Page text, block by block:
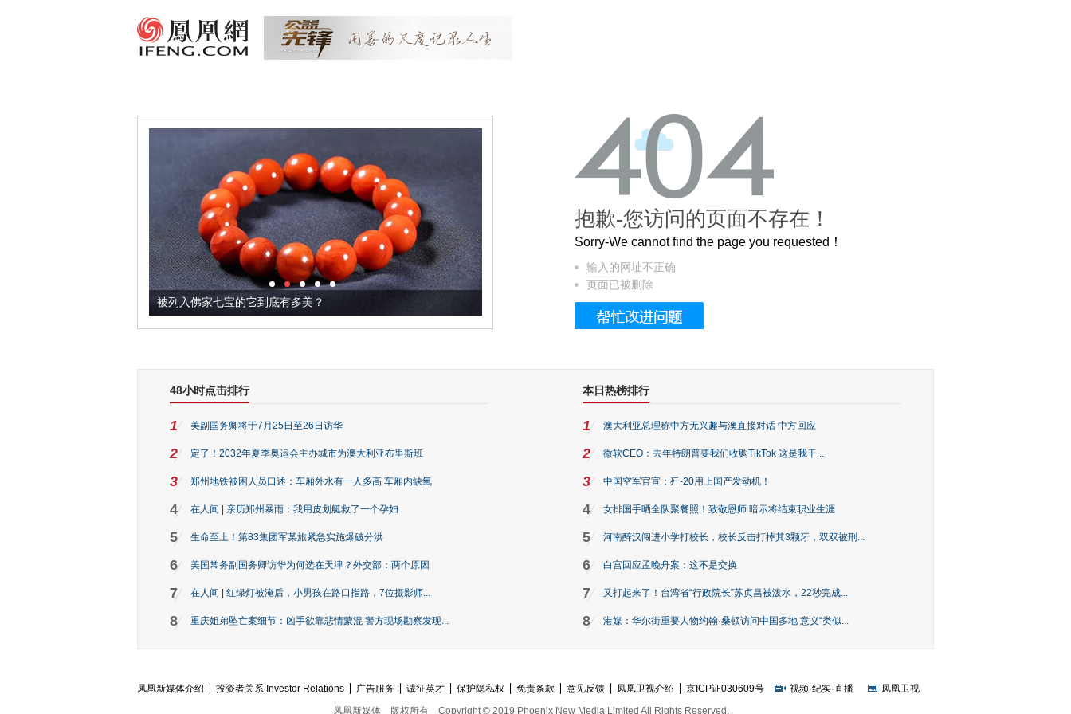
被列入佛家七宝的它到底有多美？ 这个3.2米的长卷，还原了600岁的紫禁城
抱歉-您访问的页面不存在！
Sorry-We cannot find the page you requested！
输入的网址不正确
页面已被删除
48小时点击排行
1 美副国务卿将于7月25日至26日访华
2 定了！2032年夏季奥运会主办城市为澳大利亚布里斯班
3 郑州地铁被困人员口述：车厢外水有一人多高 车厢内缺氧
4 在人间 | 亲历郑州暴雨：我用皮划艇救了一个孕妇
5 生命至上！第83集团军某旅紧急实施爆破分洪
6 美国常务副国务卿访华为何选在天津？外交部：两个原因
7 在人间 | 红绿灯被淹后，小男孩在路口指路，7位摄影师...
8 重庆姐弟坠亡案细节：凶手欲靠悲情蒙混 警方现场勘察发现...
本日热榜排行
1 澳大利亚总理称中方无兴趣与澳直接对话 中方回应
2 微软CEO：去年特朗普要我们收购TikTok 这是我干...
3 中国空军官宣：歼-20用上国产发动机！
4 女排国手晒全队聚餐照！致敬恩师 暗示将结束职业生涯
5 河南醉汉闯进小学打校长，校长反击打掉其3颗牙，双双被刑...
6 白宫回应孟晚舟案：这不是交换
7 又打起来了！台湾省“行政院长”苏贞昌被泼水，22秒完成...
8 港媒：华尔街重要人物约翰·桑顿访问中国多地 意义“类似...
凤凰新媒体介绍 投资者关系 Investor Relations 广告服务 诚征英才 保护隐私权 免责条款 意见反馈 凤凰卫视介绍 京ICP证030609号 视频·纪实·直播
凤凰卫视
凤凰新媒体
版权所有 Copyright © 2019 Phoenix New Media Limited All Rights Reserved.